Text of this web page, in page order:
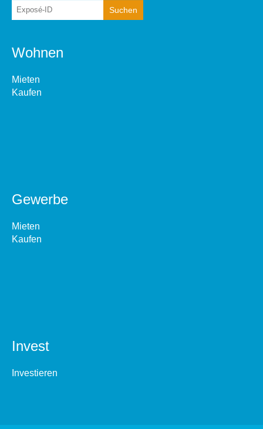
Wohnen
Mieten
Kaufen
Gewerbe
Mieten
Kaufen
Invest
Investieren